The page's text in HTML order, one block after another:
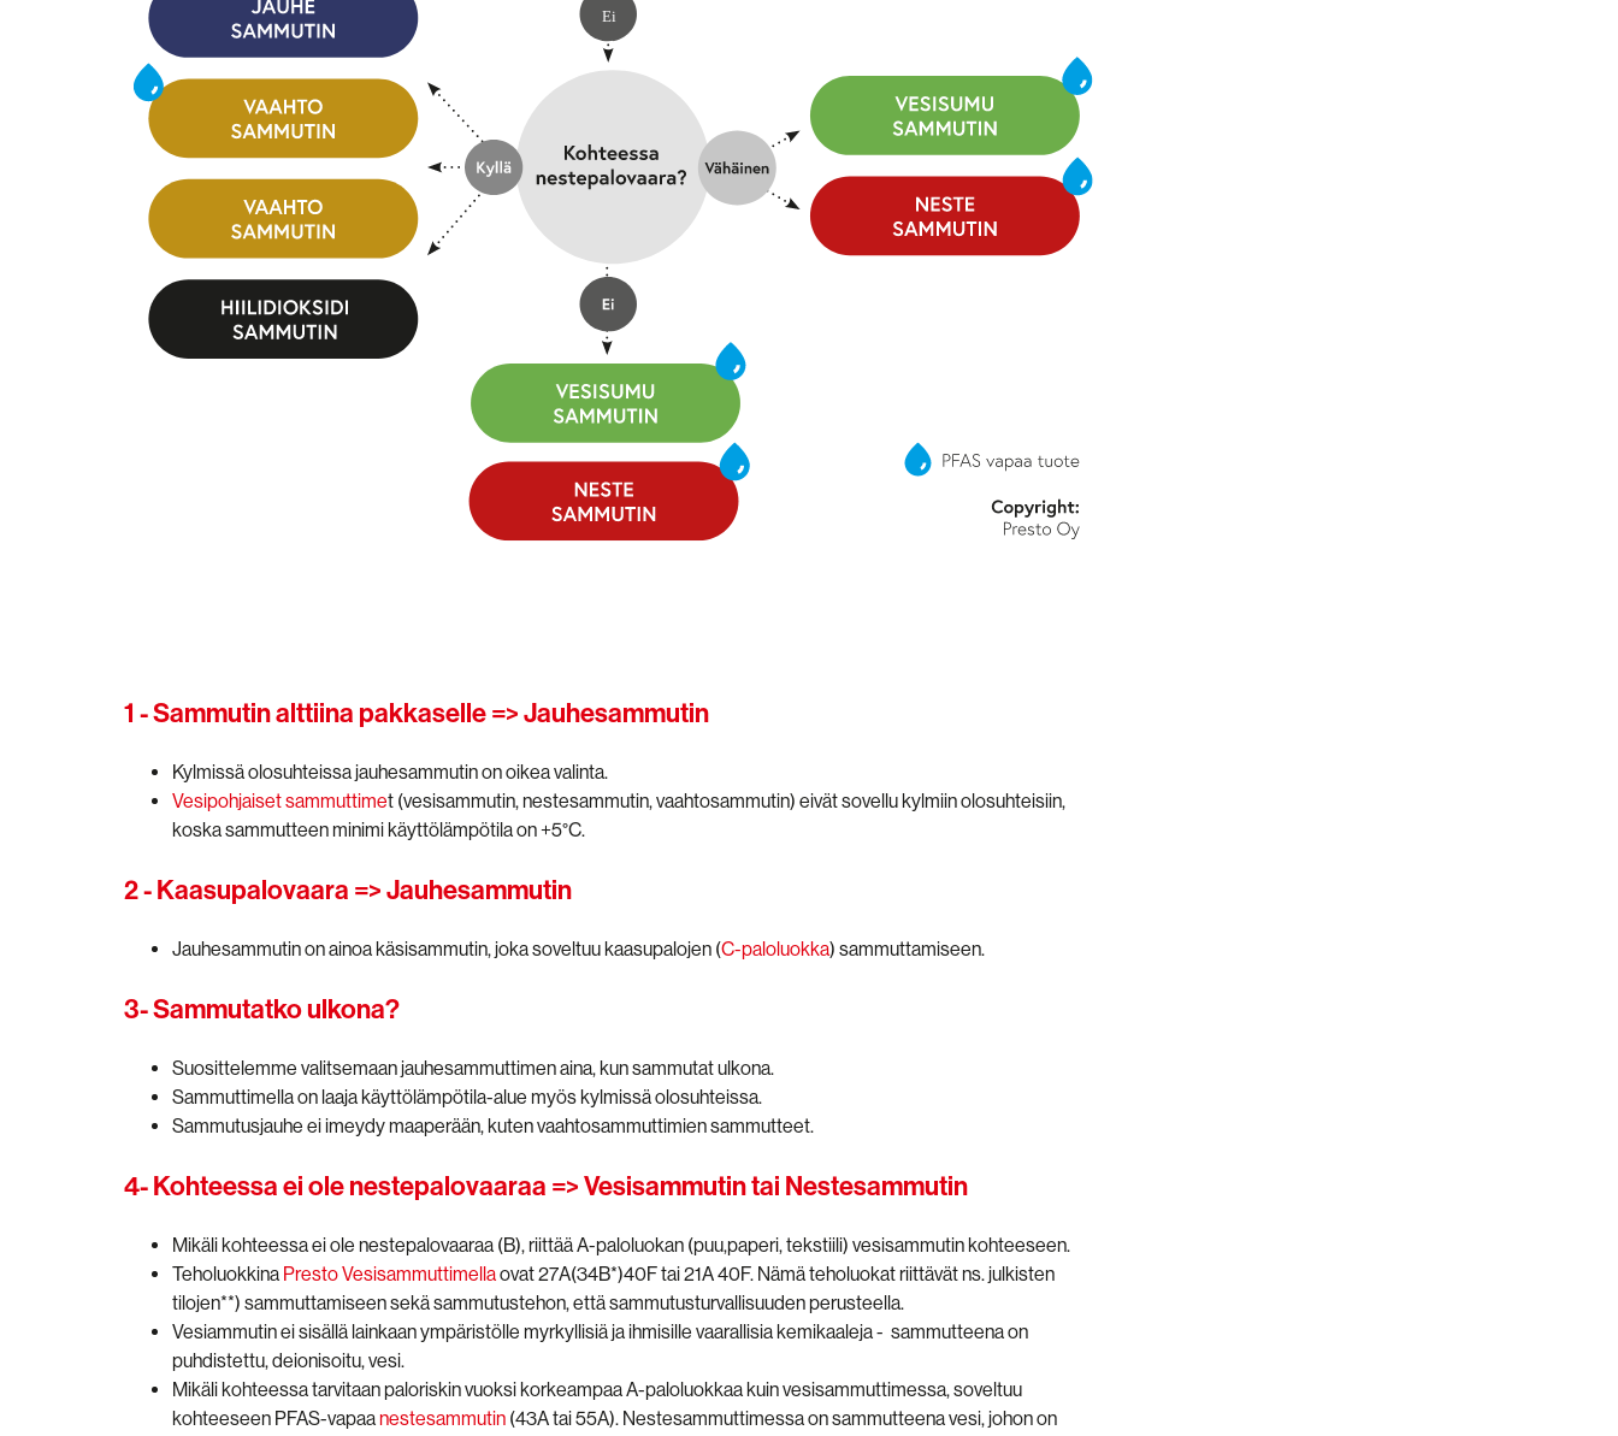
1 - Sammutin alttiina pakkaselle => Jauhesammutin
Kylmissä olosuhteissa jauhesammutin on oikea valinta.
Vesipohjaiset sammuttimet (vesisammutin, nestesammutin, vaahtosammutin) eivät sovellu kylmiin olosuhteisiin,
koska sammutteen minimi käyttölämpötila on +5°C.
2 - Kaasupalovaara => Jauhesammutin
Jauhesammutin on ainoa käsisammutin, joka soveltuu kaasupalojen (C-paloluokka) sammuttamiseen.
3- Sammutatko ulkona?
Suosittelemme valitsemaan jauhesammuttimen aina, kun sammutat ulkona.
Sammuttimella on laaja käyttölämpötila-alue myös kylmissä olosuhteissa.
Sammutusjauhe ei imeydy maaperään, kuten vaahtosammuttimien sammutteet.
4- Kohteessa ei ole nestepalovaaraa => Vesisammutin tai Nestesammutin
Mikäli kohteessa ei ole nestepalovaaraa (B), riittää A-paloluokan (puu,paperi, tekstiili) vesisammutin kohteeseen.
Teholuokkina Presto Vesisammuttimellaovat 27A(34B*)40F tai 21A 40F. Nämä teholuokat riittävät ns. julkisten
tilojen**) sammuttamiseen sekä sammutustehon, että sammutusturvallisuuden perusteella.
Vesiammutin ei sisällä lainkaan ympäristölle myrkyllisiä ja ihmisille vaarallisia kemikaaleja - sammutteena on
puhdistettu, deionisoitu, vesi.
Mikäli kohteessa tarvitaan paloriskin vuoksi korkeampaa A-paloluokkaa kuin vesisammuttimessa, soveltuu
kohteeseen PFAS-vapaanestesammutin (43A tai 55A). Nestesammuttimessa on sammutteena vesi, johon on